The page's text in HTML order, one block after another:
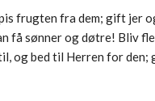
frugten fra dem; gift jer
få sønner og døtre! Bliv
og bed til Herren for den;